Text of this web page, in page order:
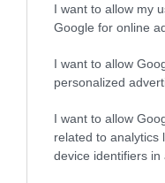
I want to allow my
Google for online
I want to allow
personalized
I want to allow
related to analytics
device identifiers in
hasonlítható:
öbölben
Világkiállításra, az
nem működött
Nyitókép: Fotó: